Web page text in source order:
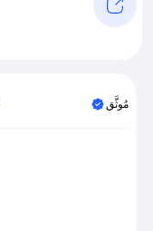
مُوثَّق